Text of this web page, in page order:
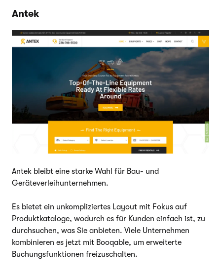
Antek
Antek bleibt eine starke Wahl für Bau- und
Geräteverleihunternehmen.
Es bietet ein unkompliziertes Layout mit Fokus auf
Produktkataloge, wodurch es für Kunden einfach ist, zu
durchsuchen, was Sie anbieten. Viele Unternehmen
kombinieren es jetzt mit Booqable, um erweiterte
Buchungsfunktionen freizuschalten.